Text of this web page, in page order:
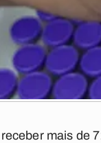
mais de